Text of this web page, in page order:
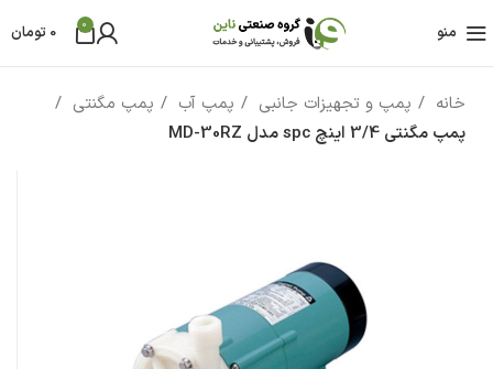
منو 0
0 تومان
خانه پمپ و تجهیزات جانبی پمپ آب
پمپ مگنتی
پمپ مگنتی 3/4 اینچ spc مدل MD-30RZ